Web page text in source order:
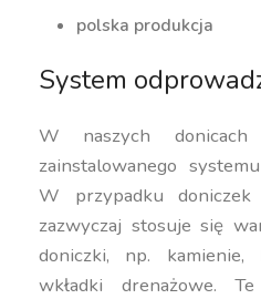
polska produkcja
System
W naszych
zainstalowanego
W przypadku
zazwyczaj stosuje się
doniczki, np.
wkładki drenażowe.